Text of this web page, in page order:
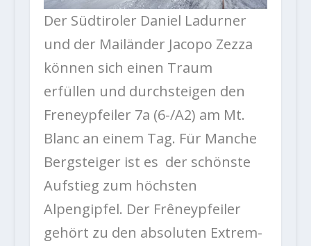
Der Südtiroler Daniel Ladurner
und der Mailänder Jacopo Zezza
können sich einen Traum
erfüllen und durchsteigen den
Freneypfeiler 7a (6-/A2) am Mt.
Blanc an einem Tag. Für Manche
Bergsteiger ist es der schönste
Aufstieg zum höchsten
Alpengipfel. Der Frêneypfeiler
gehört zu den absoluten Extrem-